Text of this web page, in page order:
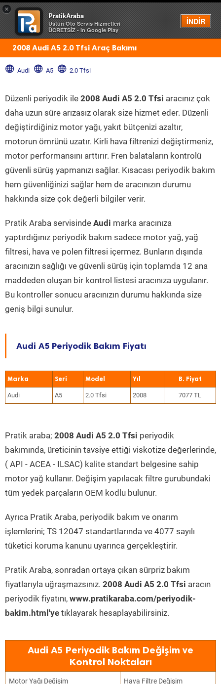
×
PratikAraba
Üstün Oto Servis Hizmetleri
ÜCRETSİZ - In Google Play
İNDİR
Menü
2008 Audi A5 2.0 Tfsi Araç Bakımı
Audi A5 2.0 Tfsi
Düzenli periyodik ile 2008 Audi A5 2.0 Tfsi aracınız çok
daha uzun süre arızasız olarak size hizmet eder. Düzenli
değiştirdiğiniz motor yağı, yakıt bütçenizi azaltır,
motorun ömrünü uzatır. Kirli hava filtrenizi değiştirmeniz,
motor performansını arttırır. Fren balataların kontrolü
güvenli sürüş yapmanızı sağlar. Kısacası periyodik bakım
hem güvenliğinizi sağlar hem de aracınızın durumu
hakkında size çok değerli bilgiler verir.
Pratik Araba servisinde Audi marka aracınıza
yaptırdığınız periyodik bakım sadece motor yağ, yağ
filtresi, hava ve polen filtresi içermez. Bunların dışında
aracınızın sağlığı ve güvenli sürüş için toplamda 12 ana
maddeden oluşan bir kontrol listesi aracınıza uygulanır.
Bu kontroller sonucu aracınızın durumu hakkında size
geniş bilgi sunulur.
Audi A5 Periyodik Bakım Fiyatı
Marka Seri Model Yıl
Audi A5 2.0 Tfsi 2008 7077 TL
Pratik araba; 2008 Audi A5 2.0 Tfsi periyodik
bakımında, üreticinin tavsiye ettiği viskotize değerlerinde,
( API - ACEA - ILSAC) kalite standart belgesine sahip
motor yağ kullanır. Değişim yapılacak filtre gurubundaki
tüm yedek parçaların OEM kodlu bulunur.
Ayrıca Pratik Araba, periyodik bakım ve onarım
işlemlerini; TS 12047 standartlarında ve 4077 sayılı
tüketici koruma kanunu uyarınca gerçekleştirir.
Pratik Araba, sonradan ortaya çıkan sürpriz bakım
fiyatlarıyla uğraşmazsınız. 2008 Audi A5 2.0 Tfsi aracın
periyodik fiyatını, www.pratikaraba.com/periyodik-
bakim.html'ye tıklayarak hesaplayabilirsiniz.
Audi A5 Periyodik Bakım Değişim ve
Kontrol Noktaları
Motor Yağı Değişim Hava Filtre Değişim